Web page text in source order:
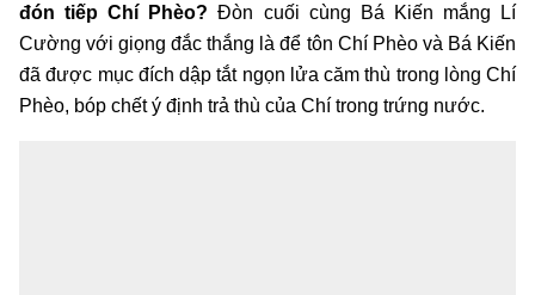
đón tiếp Chí Phèo? Đòn cuối cùng Bá Kiến mắng Lí
Cường với giọng đắc thắng là để tôn Chí Phèo và Bá Kiến
đã được mục đích dập tắt ngọn lửa căm thù trong lòng Chí
Phèo, bóp chết ý định trả thù của Chí trong trứng nước.